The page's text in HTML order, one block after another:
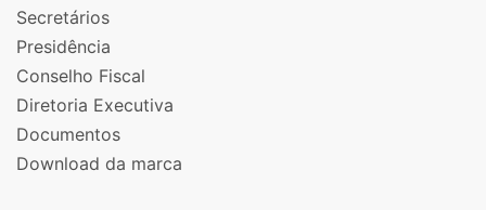
Secretários
Presidência
Conselho Fiscal
Diretoria Executiva
Documentos
Download da marca